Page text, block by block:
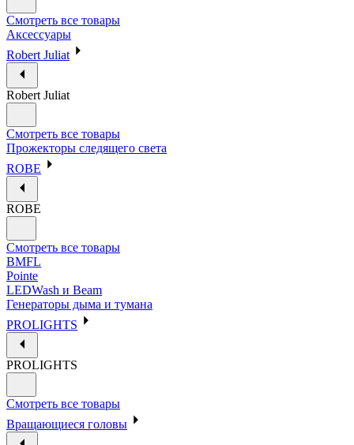
Смотреть все товары
Аксессуары
Robert Juliat
Robert Juliat
Смотреть все товары
Прожекторы следящего света
ROBE
ROBE
Смотреть все товары
BMFL
Pointe
LEDWash и Beam
Генераторы дыма и тумана
PROLIGHTS
PROLIGHTS
Смотреть все товары
Вращающиеся головы